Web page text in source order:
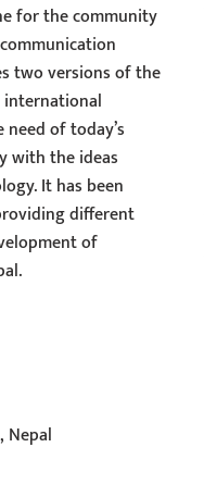
for the community
two versions of the
international
need of today’s
with the ideas
It has been
different
of
Nepal